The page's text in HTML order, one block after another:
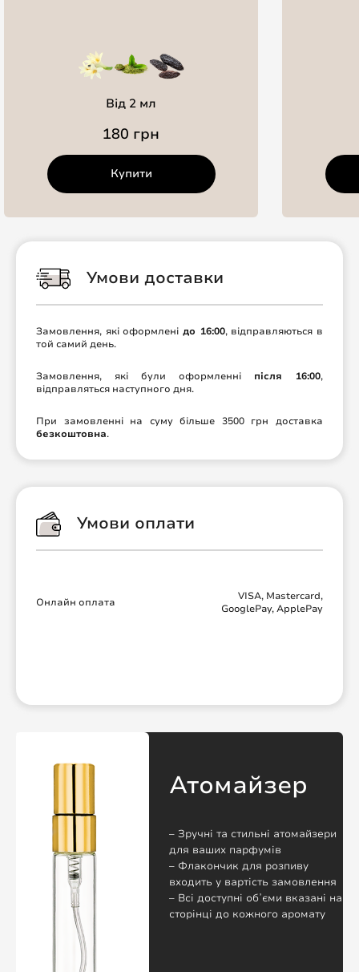
Від 2 мл
180 грн
Купити
Умови доставки
Замовлення, які оформлені до 16:00, відправляються в
той самий день.
Замовлення, які були оформленні після 16:00,
відправляться наступного дня.
При замовленні на суму більше 3500 грн доставка
безкоштовна.
Умови оплати
Онлайн оплата
VISA, Mastercard,
GooglePay, ApplePay
Атомайзер
– Зручні та стильні атомайзери
для ваших парфумів
– Флакончик для розпиву
входить у вартість замовлення
– Всі доступні обʼєми вказані на
сторінці до кожного аромату